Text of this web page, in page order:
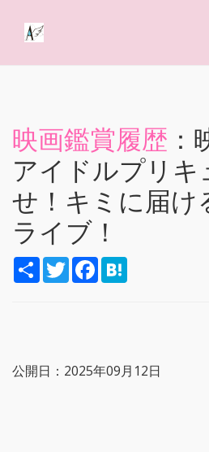
映画鑑賞履歴
アイドルプリキ
せ！キミに届け
ライブ！
S
h
T
w
F
a
公開日：2025年09月12日